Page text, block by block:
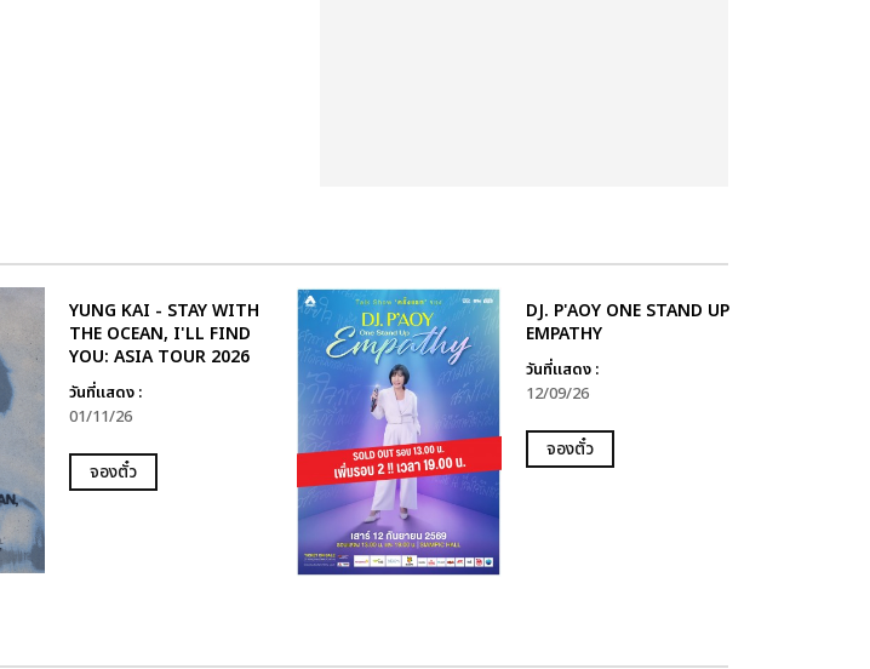
YUNG KAI - STAY WITH
THE OCEAN, I'LL FIND
YOU: ASIA TOUR 2026
วันที่แสดง :
01/11/26
จองตั๋ว
DJ. P'AOY ONE STAND UP
EMPATHY
วันที่แสดง :
12/09/26
จองตั๋ว